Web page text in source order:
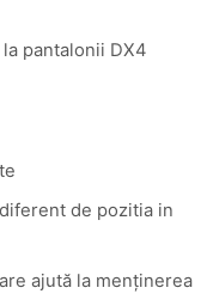
pantalonii DX4
de pozitia in
ajută la menținerea